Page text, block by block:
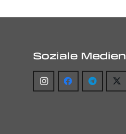
Soziale Medien